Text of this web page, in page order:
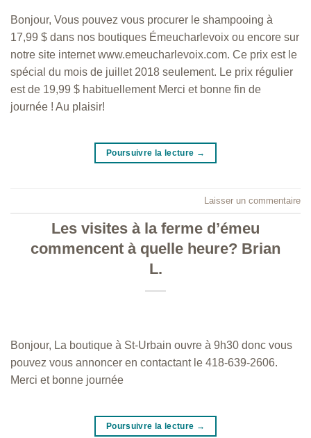
Bonjour, Vous pouvez vous procurer le shampooing à
17,99 $ dans nos boutiques Émeucharlevoix ou encore sur
notre site internet www.emeucharlevoix.com. Ce prix est le
spécial du mois de juillet 2018 seulement. Le prix régulier
est de 19,99 $ habituellement Merci et bonne fin de
journée ! Au plaisir!
Poursuivre la lecture →
Laisser un commentaire
Les visites à la ferme d’émeu
commencent à quelle heure? Brian
L.
Bonjour, La boutique à St-Urbain ouvre à 9h30 donc vous
pouvez vous annoncer en contactant le 418-639-2606.
Merci et bonne journée
Poursuivre la lecture →